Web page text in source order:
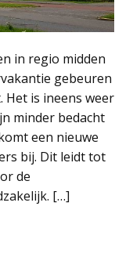
in regio midden
gebeuren
is ineens weer
minder bedacht
een nieuwe
bij. Dit leidt tot
de
[…]